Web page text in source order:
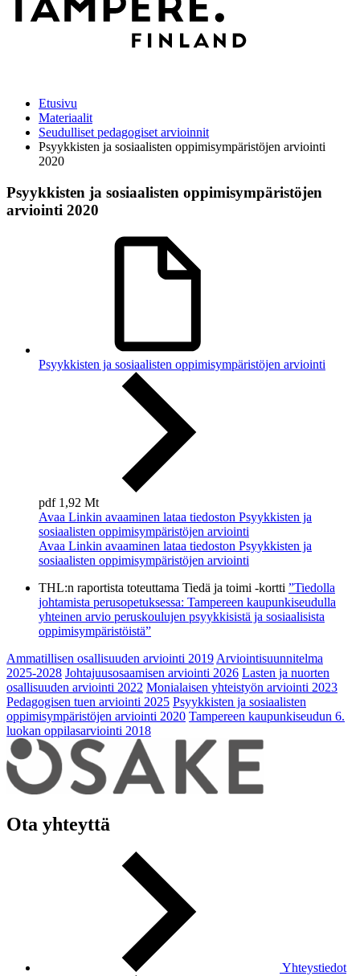
Etusivu
Materiaalit
Seudulliset pedagogiset arvioinnit
Psyykkisten ja sosiaalisten oppimisympäristöjen arviointi
2020
Psyykkisten ja sosiaalisten oppimisympäristöjen
arviointi 2020
Psyykkisten ja sosiaalisten oppimisympäristöjen arviointi
pdf 1,92 Mt
Avaa Linkin avaaminen lataa tiedoston Psyykkisten ja
sosiaalisten oppimisympäristöjen arviointi
Avaa Linkin avaaminen lataa tiedoston Psyykkisten ja
sosiaalisten oppimisympäristöjen arviointi
THL:n raportista toteuttama Tiedä ja toimi -kortti ”Tiedolla
johtamista perusopetuksessa: Tampereen kaupunkiseudulla
yhteinen arvio peruskoulujen psyykkisistä ja sosiaalisista
oppimisympäristöistä”
Ammatillisen osallisuuden arviointi 2019Arviointisuunnitelma
2025-2028 Johtajuusosaamisen arviointi 2026 Lasten ja nuorten
osallisuuden arviointi 2022 Monialaisen yhteistyön arviointi 2023
Pedagogisen tuen arviointi 2025 Psyykkisten ja sosiaalisten
oppimisympäristöjen arviointi 2020 Tampereen kaupunkiseudun 6.
luokan oppilasarviointi 2018
Ota yhteyttä
Yhteystiedot